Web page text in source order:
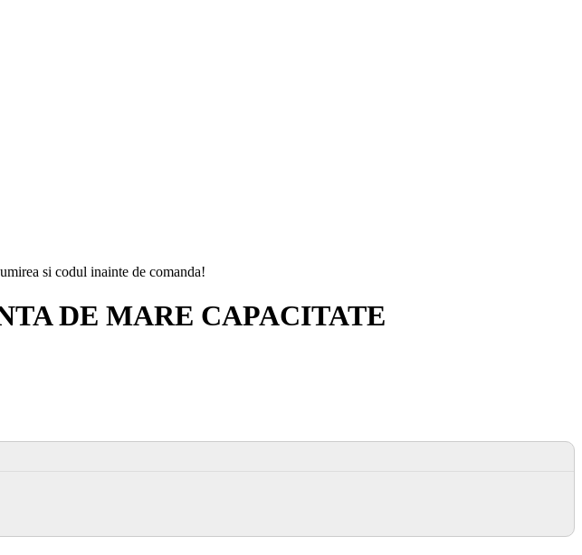
si codul inainte de comanda!
DE MARE CAPACITATE